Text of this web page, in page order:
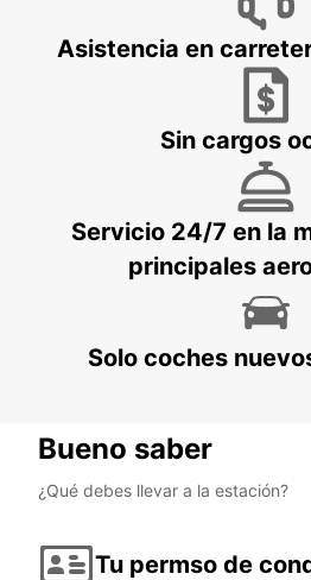
MALLORCA PALMA
PALMA DE MALLORCA - SPAIN
MALLORCA PAGUERA
Asistencia en
Sin cargos
Servicio 24/7 en la
principales
Solo coches
Bueno saber
¿Qué debes llevar a la estación?
Tu permso de